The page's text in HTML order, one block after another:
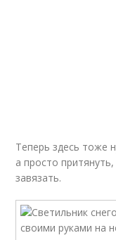
Теперь здесь тоже
а просто
завязать.